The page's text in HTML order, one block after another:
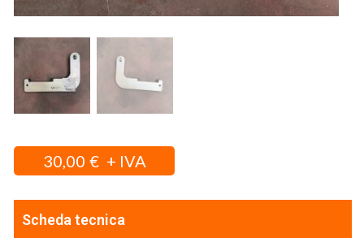
30,00 €
Scheda tecnica